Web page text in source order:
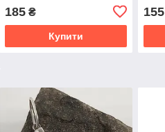
185₴
Купити
155